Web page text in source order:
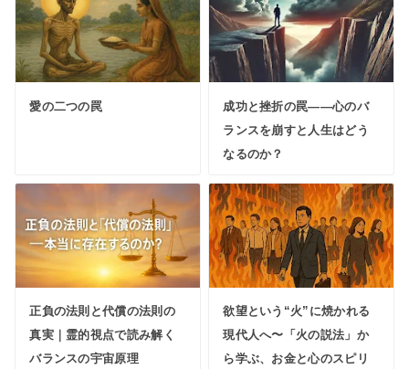
愛の二つの罠
成功と挫折の罠――心のバ
ランスを崩すと人生はどう
なるのか？
正負の法則と代償の法則の
真実｜霊的視点で読み解く
バランスの宇宙原理
欲望という“火”に焼かれる
現代人へ〜「火の説法」か
ら学ぶ、お金と心のスピリ